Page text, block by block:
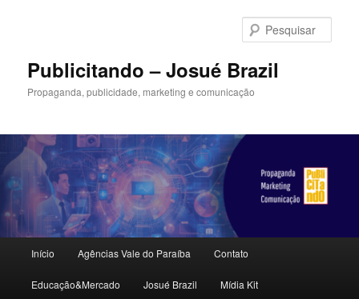
principalPublicitando – Josué Brazil
Propaganda, publicidade, marketing e comunicação
principal
Início Agências Vale do Paraíba Contato
Educação&Mercado Josué Brazil Mídia Kit